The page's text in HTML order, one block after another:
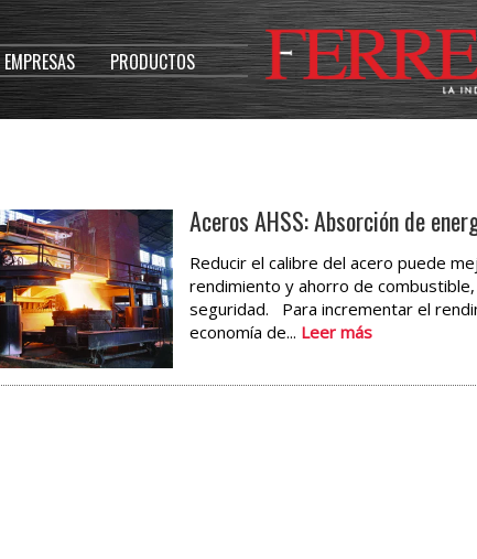
EMPRESAS PRODUCTOS
Aceros AHSS: Absorción de
Reducir el calibre del acero puede
rendimiento y ahorro de
seguridad. Para incrementar el
economía de... Leer más